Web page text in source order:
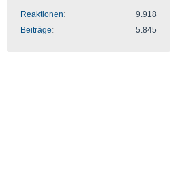
Reaktionen
9.918
Beiträge
5.845